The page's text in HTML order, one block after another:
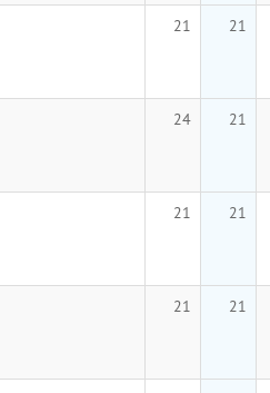
21 21
24 21
21 21
21 21